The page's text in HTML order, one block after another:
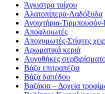
Άγκιστρα τοίχου
Αλατοπίπερα-Λαδόξυδα
Ανοιχτήρια-
Αποφλοιωτές
Αποχυμωτές-Στίφτες
Αρωματικά κεριά
Αυγοθήκες
Βάζα επιτραπέζια
Βάζα δαπέδου
Βαζάκια – Δοχεία